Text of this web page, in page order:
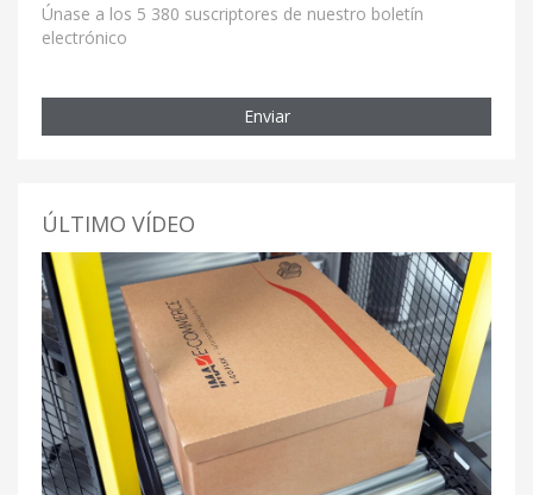
Únase a los 5 380 suscriptores de nuestro boletín
electrónico
Enviar
ÚLTIMO VÍDEO